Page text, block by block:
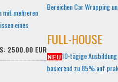
mit mehreren
eines
2500.00 EUR
Bereichen Car Wrapping
FULL-HOUSE
10-tägige
basierend zu 85% auf